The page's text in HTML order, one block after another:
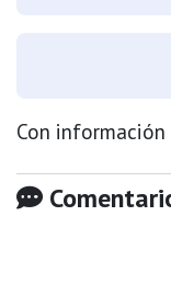
Con información